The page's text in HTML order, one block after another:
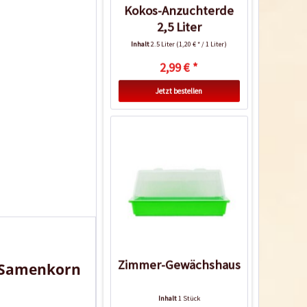
Kokos-Anzuchterde
2,5 Liter
Inhalt2.5 Liter (1,20 € * / 1 Liter)
2,99 € *
Jetzt bestellen
Zimmer-Gewächshaus
Inhalt1 Stück